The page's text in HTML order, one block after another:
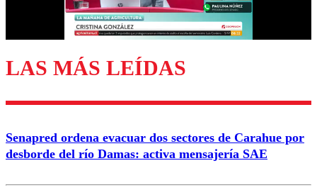
Enviar comentario
LAS MÁS LEÍDAS
Senapred ordena evacuar dos sectores de Carahue por
desborde del río Damas: activa mensajería SAE